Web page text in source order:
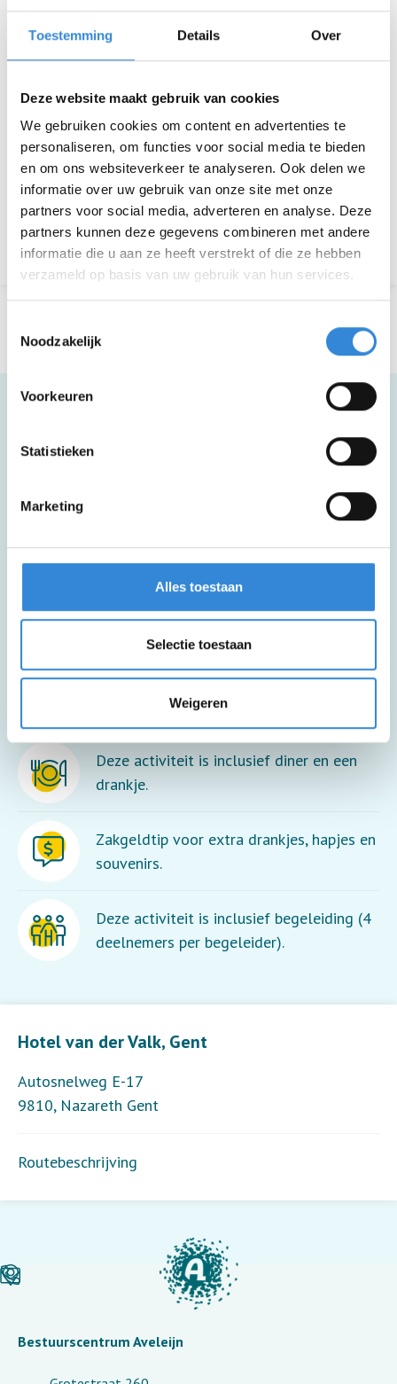
Toestemming Details Over
Deze website maakt gebruik van cookies
We gebruiken cookies om content en advertenties te
personaliseren, om functies voor social media te bieden
en om ons websiteverkeer te analyseren. Ook delen we
informatie over uw gebruik van onze site met onze
partners voor social media, adverteren en analyse. Deze
partners kunnen deze gegevens combineren met andere
informatie die u aan ze heeft verstrekt of die ze hebben
verzameld op basis van uw gebruik van hun services.
Noodzakelijk
Voorkeuren
Statistieken
Marketing
Alles toestaan
Selectie toestaan
Weigeren
Kosten
Geen
Aanmelden is niet meer mogelijk.
Download hier de poster
Terug naar het overzicht
Hotel van der Valk, Gent
Autosnelweg E-17
9810, Nazareth Gent
Routebeschrijving
Meer informatie
Inclusief busvervoer met opstapplaats in
Deze activiteit is rolstoel toegankelijk
maar je moet wel in en uit de rolstoel
Deze activiteit is inclusief lunch en een
Deze activiteit is inclusief diner en een
drankje.
Zakgeldtip voor extra drankjes, hapjes en
souvenirs.
Deze activiteit is inclusief begeleiding (4
deelnemers per begeleider).
Bestuurscentrum Aveleijn